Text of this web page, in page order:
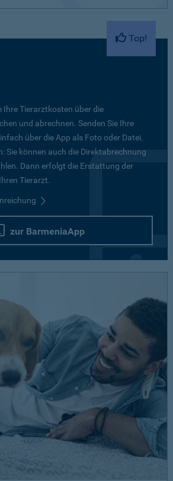
Top!
Ihre Tierarztkosten über die
und abrechnen. Senden Sie Ihre
über die App als Foto oder Datei.
Sie können auch die Direktabrechnung
Dann erfolgt die Erstattung der
Tierarzt.
zur BarmeniaApp